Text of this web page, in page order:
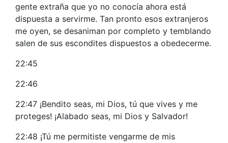
gente extraña que yo no conocía ahora está
dispuesta a servirme. Tan pronto esos extranjeros
me oyen, se desaniman por completo y temblando
salen de sus escondites dispuestos a obedecerme.
22:45
22:46
22:47 ¡Bendito seas, mi Dios, tú que vives y me
proteges! ¡Alabado seas, mi Dios y Salvador!
22:48 ¡Tú me permitiste vengarme de mis